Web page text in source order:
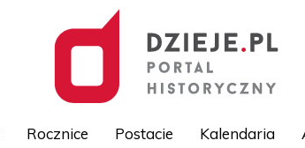
Rocznice Postacie Kalendaria